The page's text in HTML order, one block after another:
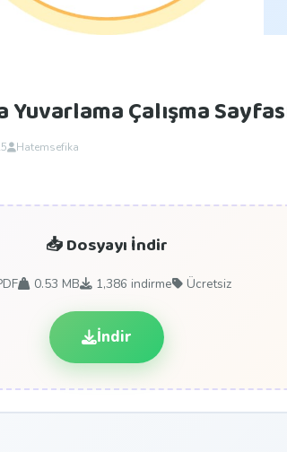
Yuvarlama Çalışma
Hatemsefika
📥 Dosyayı İndir
0.53 MB 1,386indirme Ücretsiz
İndir